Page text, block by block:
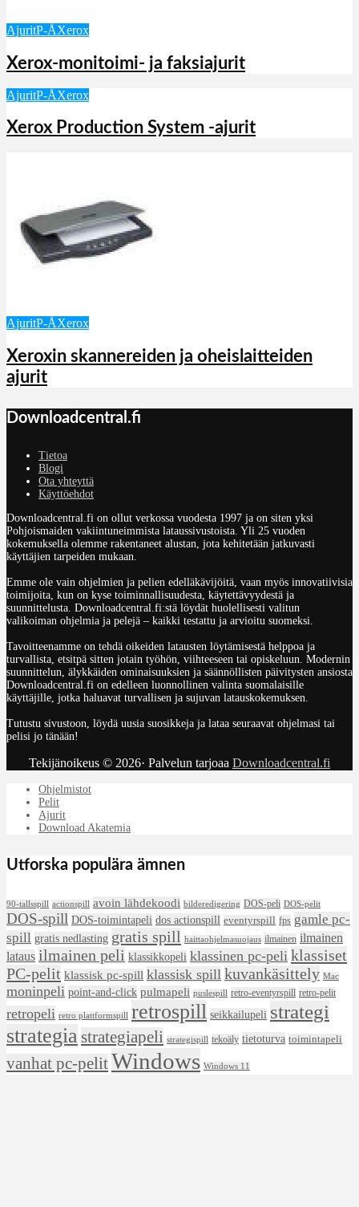
AjuritP-ÅXerox
Xerox-monitoimi- ja faksiajurit
AjuritP-ÅXerox
Xerox Production System -ajurit
AjuritP-ÅXerox
Xeroxin skannereiden ja oheislaitteiden
ajurit
Downloadcentral.fi
Tietoa
Blogi
Ota yhteyttä
Käyttöehdot
Downloadcentral.fi on ollut verkossa vuodesta 1997 ja on siten yksi
Pohjoismaiden vakiintuneimmista lataussivustoista. Yli 25 vuoden
kokemuksella olemme rakentaneet alustan, jota kehitetään jatkuvasti
käyttäjien tarpeiden mukaan.
Emme ole vain ohjelmien ja pelien edelläkävijöitä, vaan myös innovatiivisia
toimijoita, kun on kyse toiminnallisuudesta, käytettävyydestä ja
suunnittelusta. Downloadcentral.fi:stä löydät huolellisesti valitun
valikoiman ohjelmia ja pelejä – kaikki testattu ja arvioitu suomeksi.
Tavoitteenamme on tehdä oikeiden latausten löytämisestä helppoa ja
turvallista, etsitpä sitten jotain työhön, viihteeseen tai opiskeluun. Modernin
suunnittelun, älykkäiden ominaisuuksien ja säännöllisten päivitysten ansiosta
Downloadcentral.fi on edelleen luonnollinen valinta suomalaisille
käyttäjille, jotka haluavat turvallisen ja sujuvan latauskokemuksen.
Tutustu sivustoon, löydä uusia suosikkeja ja lataa seuraavat ohjelmasi tai
pelisi jo tänään!
Tekijänoikeus © 2026· Palvelun tarjoaa Downloadcentral.fi
Ohjelmistot
Pelit
Ajurit
Download Akatemia
Utforska populära ämnen
90-tallsspill actionspill avoin lähdekoodi bilderedigering DOS-peli DOS-pelit
DOS-spill DOS-toimintapeli dos actionspill eventyrspill fps gamle pc-
spill gratis nedlasting gratis spill haittaohjelmasuojaus ilmainen ilmainen
lataus ilmainen peli klassikkopeli klassinen pc-peli klassiset
PC-pelit klassisk pc-spill klassisk spill kuvankäsittely Mac
moninpeli point-and-click pulmapeli puslespill retro-eventyrspill retro-pelit
retropeli retro plattformspill retrospill seikkailupeli strategi
strategia strategiapeli strategispill tekoäly tietoturva toimintapeli
vanhat pc-pelitWindows Windows 11